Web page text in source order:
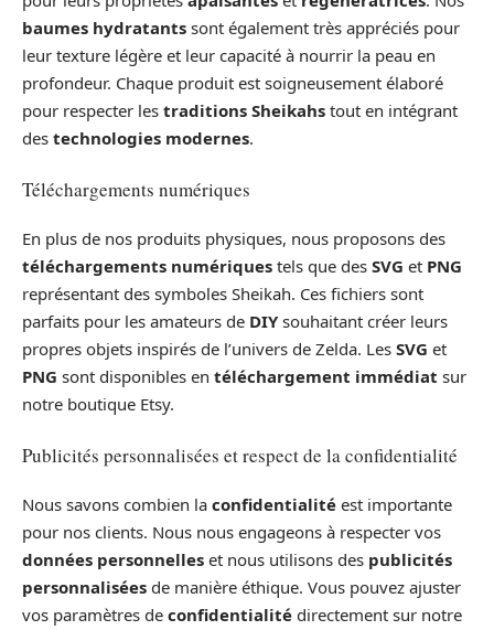
baumes hydratants sont également très appréciés pour
leur texture légère et leur capacité à nourrir la peau en
profondeur. Chaque produit est soigneusement élaboré
pour respecter les traditions Sheikahs tout en intégrant
des technologies modernes.
Téléchargements numériques
En plus de nos produits physiques, nous proposons des
téléchargements numériques tels que des SVG et PNG
représentant des symboles Sheikah. Ces fichiers sont
parfaits pour les amateurs de DIYsouhaitant créer leurs
propres objets inspirés de l’univers de Zelda. Les SVG et
PNG sont disponibles en téléchargement immédiat sur
notre boutique Etsy.
Publicités personnalisées et respect de la confidentialité
Nous savons combien la confidentialité est importante
pour nos clients. Nous nous engageons à respecter vos
données personnelles et nous utilisons des publicités
personnalisées de manière éthique. Vous pouvez ajuster
vos paramètres de confidentialité directement sur notre